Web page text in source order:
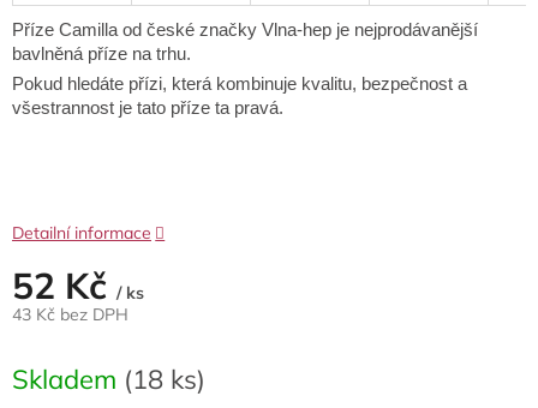
52 Kč / ks
43 Kč bez DPH
cena:
Skladem (18 ks)
Příze Camilla od české značky Vlna-hep je nejprodávanější
bavlněná příze na trhu.
Pokud hledáte přízi, která kombinuje kvalitu, bezpečnost a
všestrannost je tato příze ta pravá.
Detailní informace